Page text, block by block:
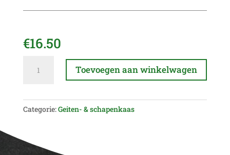
€16.50
Schapenkaas
bolletje
gr)
Toevoegen aan winkelwagen
A
Categorie:Geiten- & schapenkaas